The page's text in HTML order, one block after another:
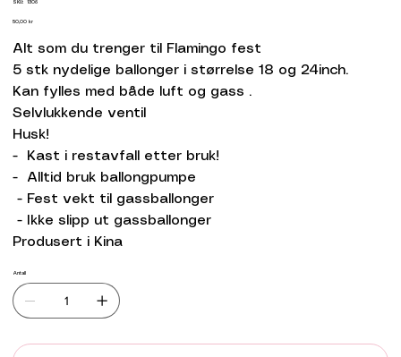
SKU:
SKU
1306
Pris
50,00 kr
Alt som du trenger til Flamingo fest
5 stk nydelige ballonger i størrelse 18 og 24inch.
Kan fylles med både luft og gass .
Selvlukkende ventil
Husk!
- Kast i restavfall etter bruk!
- Alltid bruk ballongpumpe
- Fest vekt til gassballonger
- Ikke slipp ut gassballonger
Produsert i Kina
Antall